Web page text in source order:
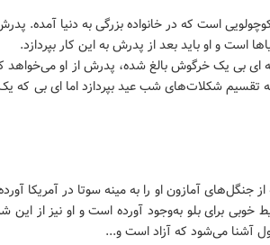
است که در خانواده بزرگی به دنیا آمده.
است و او باید بعد از پدرش به این کار بپردازد.
که‌ ای بی یک خرگوش بالغ شده، پدرش از او
تقسیم شکلات‌های شب عید بپردازد اما ای بی که
جنگل‌های آمازون او را به مینه سوتا در آمریکا
خوبی برای بلو به‌وجود آورده است و او نیز از
آشنا می‌شود که آزاد است و...